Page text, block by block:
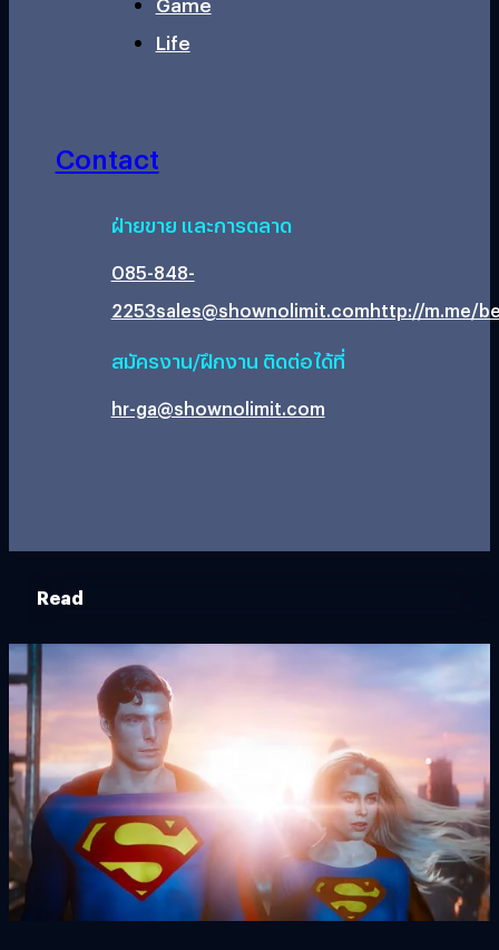
Life
Contact
ฝ่ายขาย และการตลาด
085-848-
2253sales@shownolimit.comhttp://m.me/
สมัครงาน/ฝึกงาน ติดต่อได้ที่
hr-ga@shownolimit.com
Read